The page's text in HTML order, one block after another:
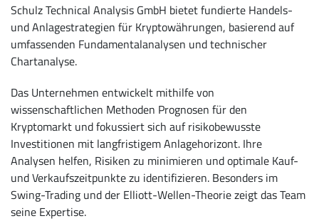
Schulz Technical Analysis GmbH bietet fundierte Handels-
und Anlagestrategien für Kryptowährungen, basierend auf
umfassenden Fundamentalanalysen und technischer
Chartanalyse.
Das Unternehmen entwickelt mithilfe von
wissenschaftlichen Methoden Prognosen für den
Kryptomarkt und fokussiert sich auf risikobewusste
Investitionen mit langfristigem Anlagehorizont. Ihre
Analysen helfen, Risiken zu minimieren und optimale Kauf-
und Verkaufszeitpunkte zu identifizieren. Besonders im
Swing-Trading und der Elliott-Wellen-Theorie zeigt das Team
seine Expertise.